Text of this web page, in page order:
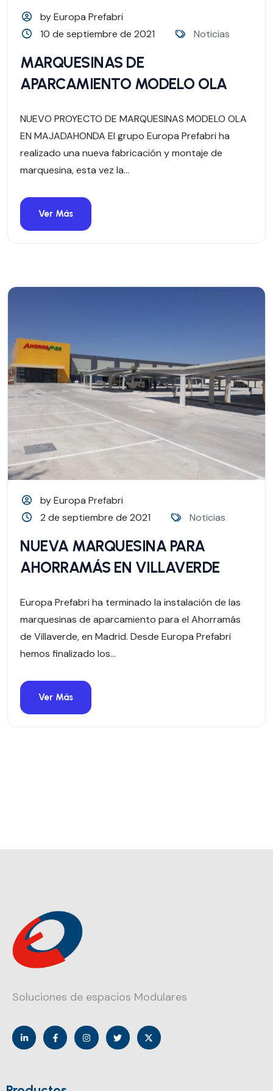
by Europa Prefabri
10 de septiembre de 2021
Noticias
MARQUESINAS DE
APARCAMIENTO MODELO OLA
NUEVO PROYECTO DE MARQUESINAS MODELO OLA
EN MAJADAHONDA El grupo Europa Prefabri ha
realizado una nueva fabricación y montaje de
marquesina, esta vez la...
Ver Más
by Europa Prefabri
2 de septiembre de 2021
Noticias
NUEVA MARQUESINA PARA
AHORRAMÁS EN VILLAVERDE
Europa Prefabri ha terminado la instalación de las
marquesinas de aparcamiento para el Ahorramás
de Villaverde, en Madrid. Desde Europa Prefabri
hemos finalizado los...
Ver Más
Soluciones de espacios Modulares